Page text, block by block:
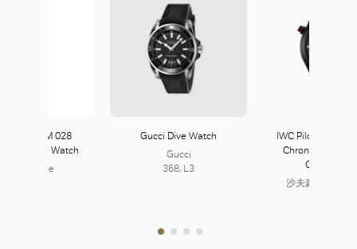
Mille RM 028
Divers Watch
Mille
Gucci Dive Watch
Gucci
368, L3
IWC Pilot’s Watch
Chronograph
Ceratanium
沙夫豪森 IWC